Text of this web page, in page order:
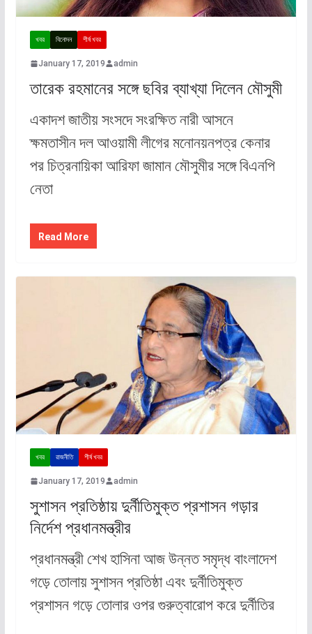
খবর বিনোদন শীর্ষ খবর
January 17, 2019 admin
তারেক রহমানের সঙ্গে ছবির ব্যাখ্যা দিলেন মৌসুমী
একাদশ জাতীয় সংসদে সংরক্ষিত নারী আসনে
ক্ষমতাসীন দল আওয়ামী লীগের মনোনয়নপত্র কেনার
পর চিত্রনায়িকা আরিফা জামান মৌসুমীর সঙ্গে বিএনপি
নেতা
Read More
খবর রাজনীতি শীর্ষ খবর
January 17, 2019 admin
সুশাসন প্রতিষ্ঠায় দুর্নীতিমুক্ত প্রশাসন গড়ার
নির্দেশ প্রধানমন্ত্রীর
প্রধানমন্ত্রী শেখ হাসিনা আজ উন্নত সমৃদ্ধ বাংলাদেশ
গড়ে তোলায় সুশাসন প্রতিষ্ঠা এবং দুর্নীতিমুক্ত
প্রশাসন গড়ে তোলার ওপর গুরুত্বারোপ করে দুর্নীতির